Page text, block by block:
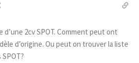
2cv SPOT. Comment peut ont
d’origine. Ou peut on trouver la liste